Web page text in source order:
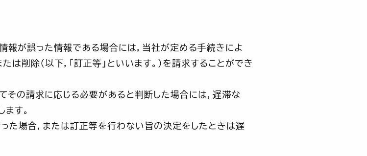
報が誤った情報である場合には，当社が定める手続きによ
は削除（以下，「訂正等」といいます。）を請求することができ
その請求に応じる必要があると判断した場合には，遅滞な
す。
た場合，または訂正等を行わない旨の決定をしたときは遅